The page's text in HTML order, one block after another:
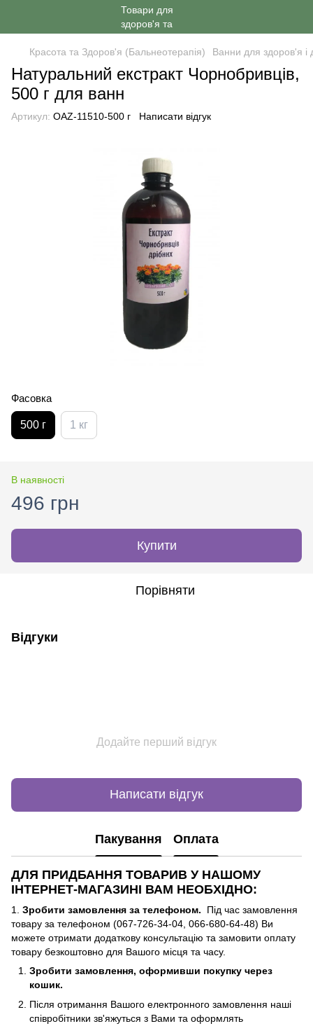
Красота та Здоров'я (Бальнеотерапія) Ванни для здоров'я і
Натуральний екстракт Чорнобривців,
500 г для ванн
Артикул: OAZ-11510-500 г Написати відгук
Фасовка
500 г 1 кг
В наявності
496 грн
Купити
Порівняти
Відгуки
Додайте перший відгук
Написати відгук
Пакування Оплата
ДЛЯ ПРИДБАННЯ ТОВАРИВ У НАШОМУ
ІНТЕРНЕТ-МАГАЗИНІ ВАМ НЕОБХІДНО:
1. Зробити замовлення за телефоном. Під час замовлення
товару за телефоном (067-726-34-04, 066-680-64-48) Ви
можете отримати додаткову консультацію та замовити оплату
товару безкоштовно для Вашого місця та часу.
Зробити замовлення, оформивши покупку через
кошик.
Після отримання Вашого електронного замовлення наші
співробітники зв'яжуться з Вами та оформлять